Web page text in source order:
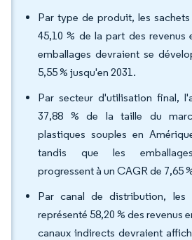
Par type de produit, les
45,10 % de la part des revenus
emballages devraient se
5,55 % jusqu'en 2031.
Par secteur d'utilisation final,
37,88 % de la taille du
plastiques souples en
tandis que les emballages
progressent à un CAGR de 7,65
Par canal de distribution, les
représenté 58,20 % des revenus
canaux indirects devraient